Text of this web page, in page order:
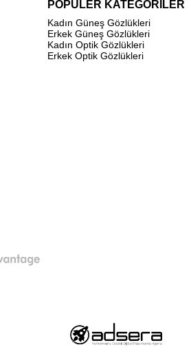
POPÜLER KATEGORİLER
Kadın Güneş Gözlükleri
Erkek Güneş Gözlükleri
Kadın Optik Gözlükleri
Erkek Optik Gözlükleri